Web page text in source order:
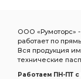
ООО «Румоторс»
работает по
Вся продукция
технические
Работаем ПН-ПТ